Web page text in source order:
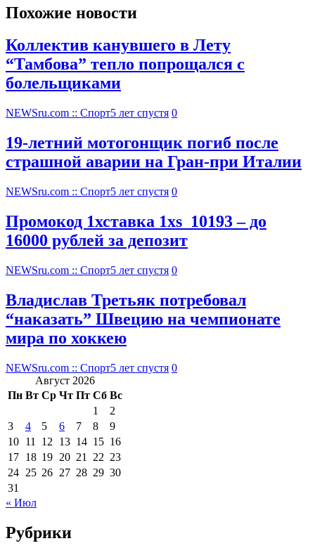
Похожие новости
Коллектив канувшего в Лету
“Тамбова” тепло попрощался с
болельщиками
NEWSru.com :: Спорт5 лет спустя 0
19-летний мотогонщик погиб после
страшной аварии на Гран-при Италии
NEWSru.com :: Спорт5 лет спустя 0
Промокод 1хставка 1xs_10193 – до
16000 рублей за депозит
NEWSru.com :: Спорт5 лет спустя 0
Владислав Третьяк потребовал
“наказать” Швецию на чемпионате
мира по хоккею
NEWSru.com :: Спорт5 лет спустя 0
Август 2026
Пн Вт Ср Чт Пт Сб Вс
1
2
3
4 5 6 7 8
9
10 11 12 13 14 15 16
17 18 19 20 21 22 23
24 25 26 27 28 29 30
31
« Июл
Рубрики